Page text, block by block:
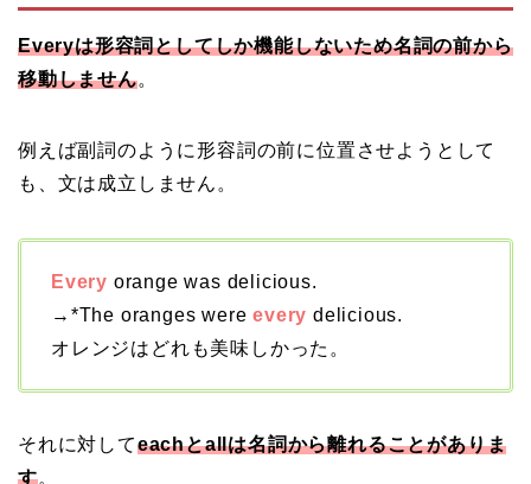
Everyは形容詞としてしか機能しないため名詞の前から
移動しません。
例えば副詞のように形容詞の前に位置させようとして
も、文は成立しません。
Every orange was delicious.
→*The oranges wereevery delicious.
オレンジはどれも美味しかった。
それに対してeachとallは名詞から離れることがありま
す。